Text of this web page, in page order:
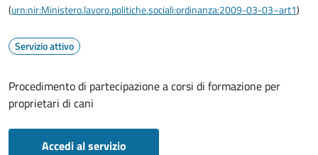
(urn:nir:Ministero.lavoro.politiche.sociali:ordinanza:2009-03-03~art1)
Servizio attivo
Procedimento di partecipazione a corsi di formazione per
proprietari di cani
Accedi al servizio